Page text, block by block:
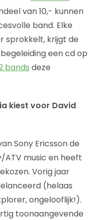
van 10,- kunnen
band. Elke
sprokkelt, krijgt de
een cd op
bands deze
kiest voor David
Sony Ericsson de
ATV music en heeft
Vorig jaar
(helaas
ongelooflijk!).
toonaangevende